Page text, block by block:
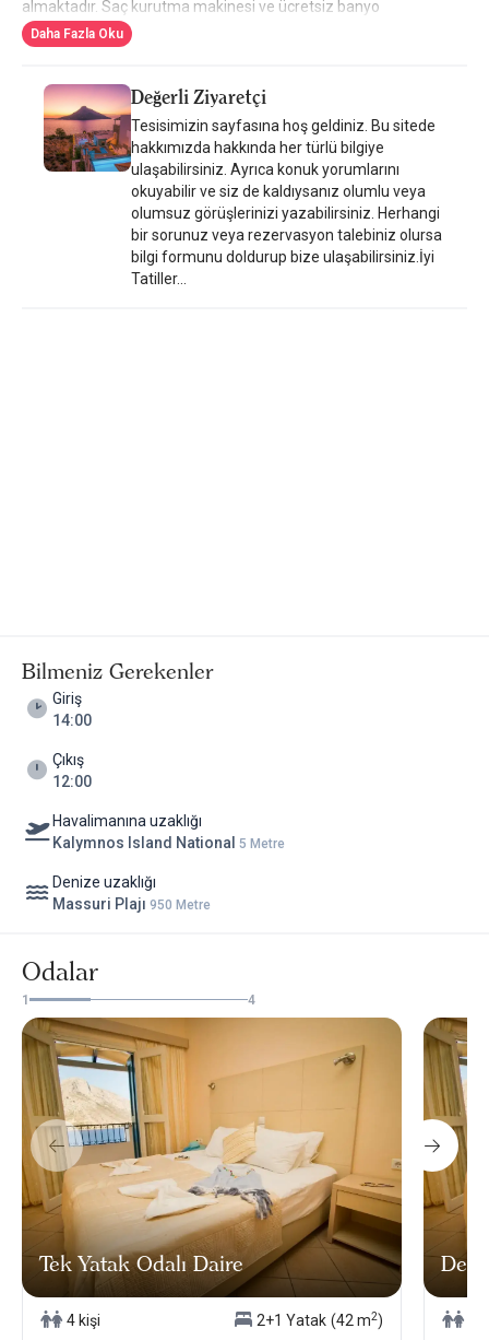
almaktadır. Saç kurutma makinesi ve ücretsiz banyo
malzemeleri temin edilmektedir. Konuklar havuz ve güneşlenme
bünyesindeki mini market sayılabilir.
Daha Fazla Oku
Değerli Ziyaretçi
Tesisimizin sayfasına hoş geldiniz. Bu sitede
hakkımızda hakkında her türlü bilgiye
ulaşabilirsiniz. Ayrıca konuk yorumlarını
okuyabilir ve siz de kaldıysanız olumlu veya
olumsuz görüşlerinizi yazabilirsiniz. Herhangi
bir sorunuz veya rezervasyon talebiniz olursa
bilgi formunu doldurup bize ulaşabilirsiniz.İyi
Tatiller...
Bilmeniz Gerekenler
Giriş
14:00
Çıkış
12:00
Havalimanına uzaklığı
Kalymnos Island National 5 Metre
Denize uzaklığı
Massuri Plajı 950 Metre
Odalar
1 4
Tek Yatak Odalı Daire
4 kişi 2+1 Yatak (42 m2)